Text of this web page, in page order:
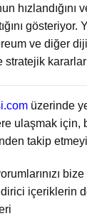
hızlandığını
gösteriyor.
ve diğer
stratejik
üzerinde
ulaşmak için,
takip
içeriklerin